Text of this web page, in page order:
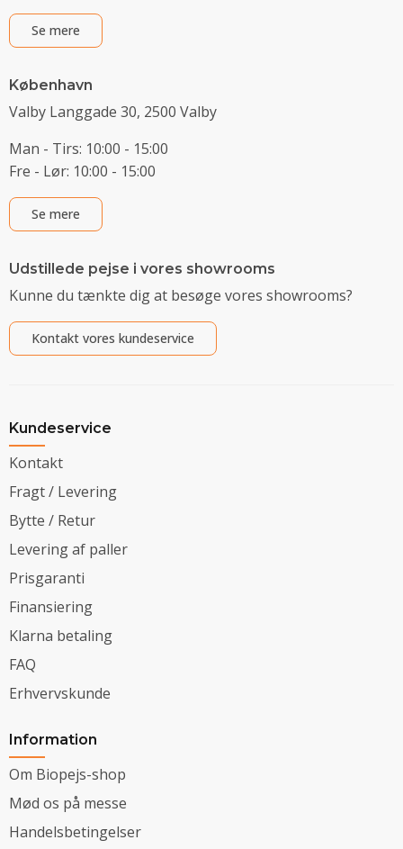
Se mere
København
Valby Langgade 30, 2500 Valby
Man - Tirs: 10:00 - 15:00
Fre - Lør: 10:00 - 15:00
Se mere
Udstillede pejse i vores showrooms
Kunne du tænkte dig at besøge vores showrooms?
Kontakt vores kundeservice
Kundeservice
Kontakt
Fragt / Levering
Bytte / Retur
Levering af paller
Prisgaranti
Finansiering
Klarna betaling
FAQ
Erhvervskunde
Information
Om Biopejs-shop
Mød os på messe
Handelsbetingelser